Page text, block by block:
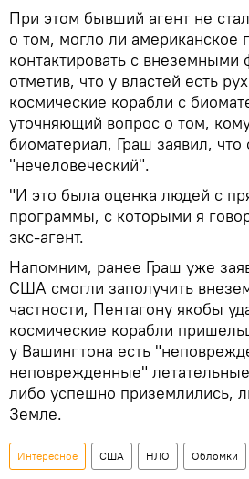
При этом бывший агент не
о том, могло ли американское
контактировать с
отметив, что у властей есть
космические корабли с
уточняющий вопрос о том,
биоматериал, Граш заявил, что
"нечеловеческий".
"И это была оценка людей с
программы, с которыми я
экс-агент.
Напомним, ранее Граш уже
США смогли заполучить
частности, Пентагону якобы
космические корабли
у Вашингтона есть
неповрежденные"
либо успешно приземлились,
Земле.
Интересное США НЛО Обломки